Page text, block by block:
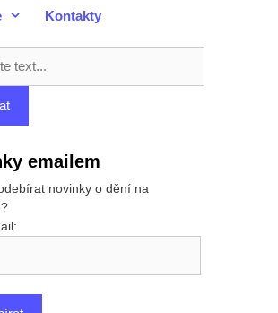
Kontakty
emailem
novinky o dění na